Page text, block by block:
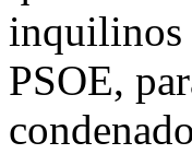
inquilinos
PSOE,